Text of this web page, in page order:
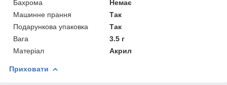
Бахрома
Немає
Машинне прання
Так
Подарункова упаковка
Так
Вага
3.5 г
Матеріал
Акрил
Приховати